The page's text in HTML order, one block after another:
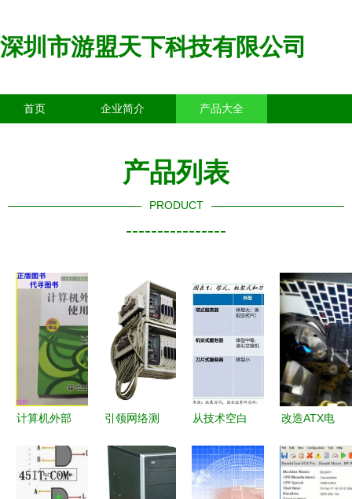
深圳市游盟天下科技有限公司
首页 企业简介 产品大全
产品列表
PRODUCT
----------------
计算机外部
维护 从入
门到精通的
引领网络测
PA模块化
可扩展网络
从技术空白
国产处理器
与服务器架
改造ATX电
实现关电脑
同时关掉音